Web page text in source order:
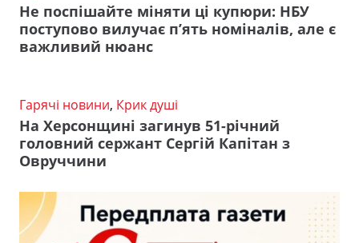
Не поспішайте міняти ці купюри: НБУ
поступово вилучає п’ять номіналів, але є
важливий нюанс
Гарячі новини, Крик душі
На Херсонщині загинув 51-річний
головний сержант Сергій Капітан з
Овруччини